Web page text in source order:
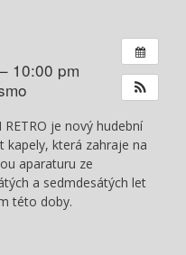
10:00 pm
RETRO je nový hudební
kapely, která zahraje na
aparaturu ze
a sedmdesátých let
této doby.